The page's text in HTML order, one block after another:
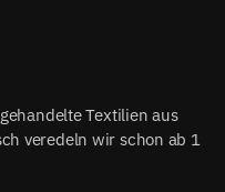
Textilien aus
veredeln wir schon ab 1